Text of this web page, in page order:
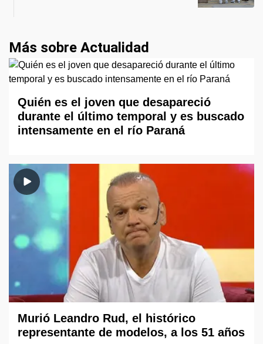
Más sobre Actualidad
Quién es el joven que desapareció
durante el último temporal y es buscado
intensamente en el río Paraná
Murió Leandro Rud, el histórico
representante de modelos, a los 51 años